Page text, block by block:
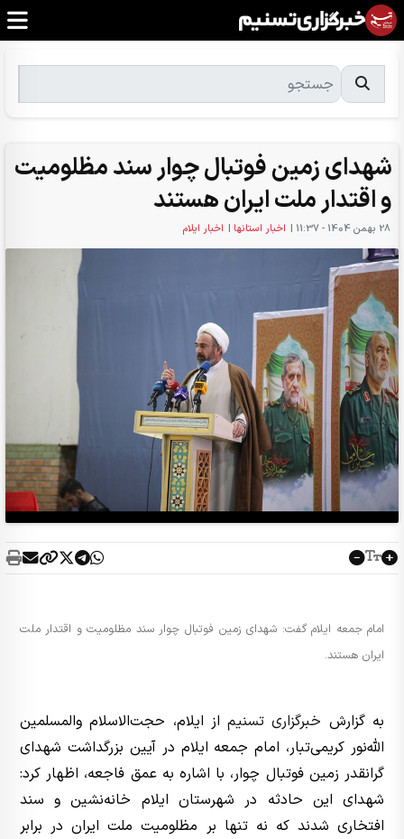
شهدای زمین فوتبال چوار سند مظلومیت
و اقتدار ملت ایران هستند
28 بهمن 1404 - 11:37 | اخبار استانها | اخبار ایلام
امام جمعه ایلام گفت: شهدای زمین فوتبال چوار سند مظلومیت و اقتدار ملت
ایران هستند.
به گزارش خبرگزاری تسنیماز ایلام، حجت‌الاسلام والمسلمین
الله‌نور کریمی‌تبار، امام جمعه ایلام در آیین بزرگداشت شهدای
گرانقدر زمین فوتبال چوار، با اشاره به عمق فاجعه، اظهار کرد:
شهدای این حادثه در شهرستان ایلام خانه‌نشین و سند
افتخاری شدند که نه تنها بر مظلومیت ملت ایران در برابر